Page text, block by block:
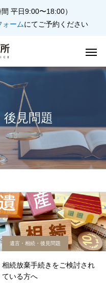
間 平日9:00〜18:00）
ォームにてご予約ください
遺言・相続・
刑事事
後見問題
遺言・相続・後見問題
相続放棄手続きをご検討され
ている方へ